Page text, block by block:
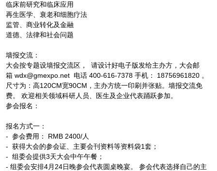
临床前研究和临床应用
再生医学、衰老和细胞疗法
监管、商业转化及金融
道德、法律和社会问题
墙报交流：
大会按专题设墙报交流区， 请设计好电子版发给主办方，大会邮
箱 wdx@gmexpo.net 电话 400-616-7378 手机： 18756961820 。
尺寸为：高120CM宽90CM，主办方统一印刷并张贴。墙报交流免
费。 欢迎相关领域科研人员、医生及企业代表踊跃参加。
参会报名：
报名方式一：
- 参会费用： RMB 2400/人
- 获得大会的参会证、主要会刊资料等资料袋1套；
- 组委会提供3天大会中午午餐；
- 组委会安排4月24日晚参会代表圆桌晚宴。 参会代表选择自己的主